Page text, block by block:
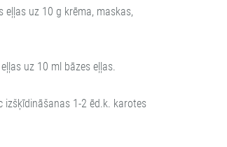
eļļas uz 10 g krēma, maskas,
uz 10 ml bāzes eļļas.
izšķīdināšanas 1-2 ēd.k. karotes